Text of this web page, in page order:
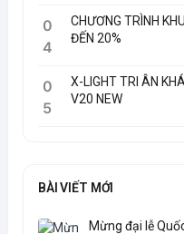
0
4
CHƯƠNG TRÌNH
ĐẾN 20%
0
5
X-LIGHT TRI ÂN
V20 NEW
BÀI VIẾT MỚI
Mừng đại lễ